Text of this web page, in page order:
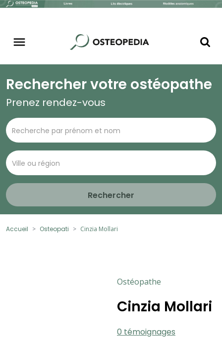
Rechercher votre ostéopathe
Prenez rendez-vous
Rechercher
Accueil Osteopati Cinzia Mollari
Ostéopathe
Cinzia Mollari
0 témoignages